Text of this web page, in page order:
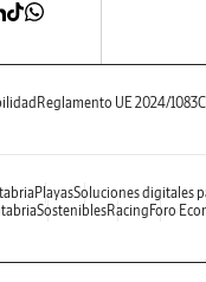
Reglamento UE 2024/1083
PlayasSoluciones digitales
SosteniblesRacing Foro